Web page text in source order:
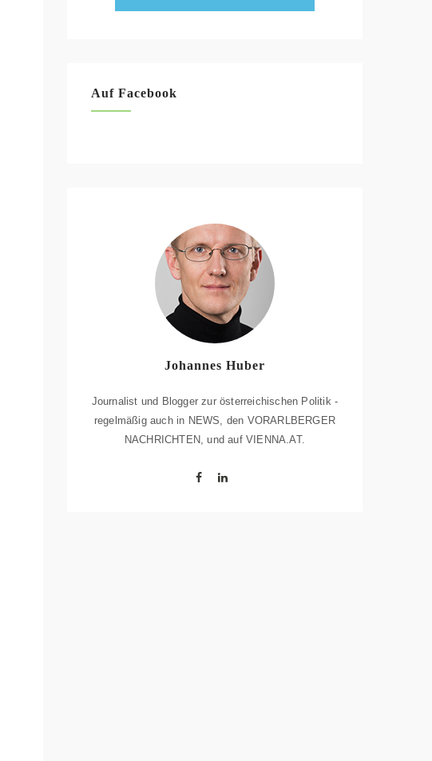
Auf Facebook
Johannes Huber
Journalist und Blogger zur österreichischen Politik -
regelmäßig auch in NEWS, den VORARLBERGER
NACHRICHTEN, und auf VIENNA.AT.